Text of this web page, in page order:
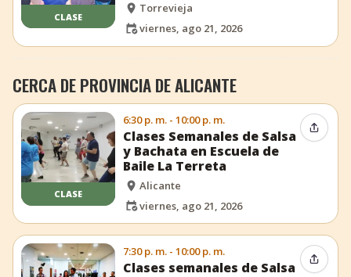
CLASE
Torrevieja
viernes, ago 21, 2026
CERCA DE PROVINCIA DE ALICANTE
CLASE
6:30 p. m. - 10:00 p. m.
Clases Semanales de Salsa
y Bachata en Escuela de
Baile La Terreta
Alicante
viernes, ago 21, 2026
7:30 p. m. - 10:00 p. m.
Clases semanales de Salsa